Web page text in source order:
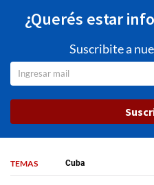
¿Querés estar
Suscribite a
TEMAS Cuba